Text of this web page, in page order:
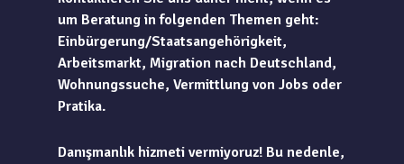
um Beratung in folgenden Themen geht:
Einbürgerung/Staatsangehörigkeit,
Arbeitsmarkt, Migration nach Deutschland,
Wohnungssuche, Vermittlung von Jobs oder
Pratika.
Danışmanlık hizmeti vermiyoruz! Bu nedenle,